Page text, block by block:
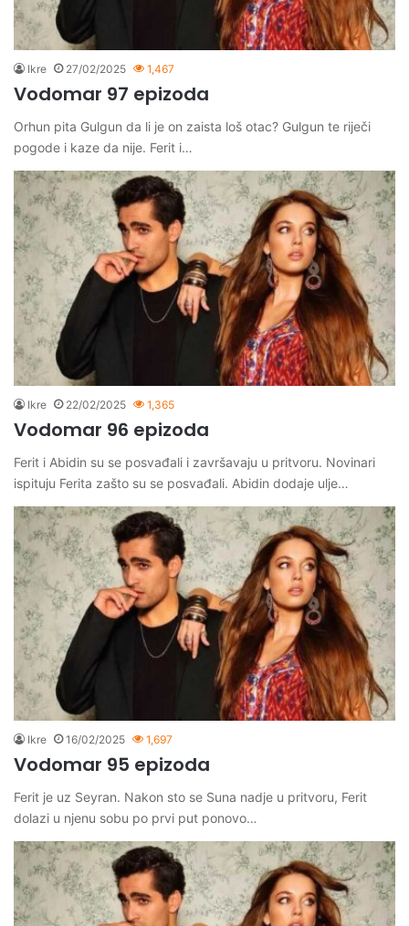
Ikre 27/02/2025 1,467
Vodomar 97 epizoda
Orhun pita Gulgun da li je on zaista loš otac? Gulgun te riječi
pogode i kaze da nije. Ferit i…
Ikre 22/02/2025 1,365
Vodomar 96 epizoda
Ferit i Abidin su se posvađali i završavaju u pritvoru. Novinari
ispituju Ferita zašto su se posvađali. Abidin dodaje ulje…
Ikre 16/02/2025 1,697
Vodomar 95 epizoda
Ferit je uz Seyran. Nakon sto se Suna nadje u pritvoru, Ferit
dolazi u njenu sobu po prvi put ponovo…